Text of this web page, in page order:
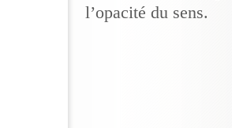
l’opacité du sens.